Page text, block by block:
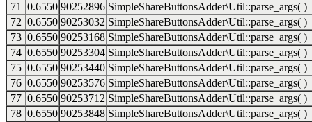
71
0.6550 90252896 SimpleShareButtonsAdder\Util::parse_args( )
72 0.6550 90253032 SimpleShareButtonsAdder\Util::parse_args( )
73 0.6550 90253168 SimpleShareButtonsAdder\Util::parse_args( )
74 0.6550 90253304 SimpleShareButtonsAdder\Util::parse_args( )
75 0.6550 90253440 SimpleShareButtonsAdder\Util::parse_args( )
76 0.6550 90253576 SimpleShareButtonsAdder\Util::parse_args( )
77 0.6550 90253712 SimpleShareButtonsAdder\Util::parse_args( )
78 0.6550 90253848 SimpleShareButtonsAdder\Util::parse_args( )